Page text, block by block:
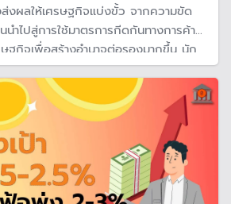
ส่งผลให้เศรษฐกิจแบ่งขั้ว จากความขัด
นำไปสู่การใช้มาตรการกีดกันทางการค้า
ษฐกิจเพื่อสร้างอำนาจต่อรองมากขึ้น นัก
พัฒนาความสามารถในการแข่งขัน ก่อน
โลก